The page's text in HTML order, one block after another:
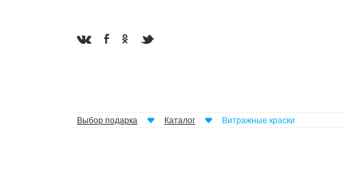
Выбор подарка Каталог Витражные краски